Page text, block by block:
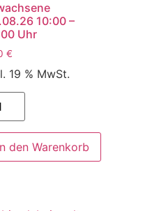
10:00 –
Uhr
€
19 % MwSt.
den Warenkorb